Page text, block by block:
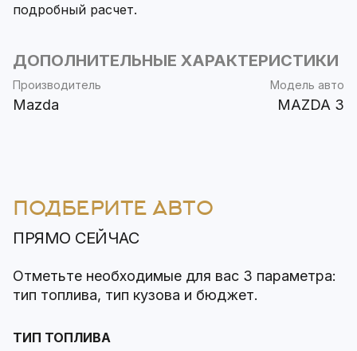
подробный расчет.
ДОПОЛНИТЕЛЬНЫЕ ХАРАКТЕРИСТИКИ
Производитель
Mazda
Модель авто
MAZDA 3
ПОДБЕРИТЕ АВТО
ПРЯМО СЕЙЧАС
Отметьте необходимые для вас 3 параметра:
тип топлива, тип кузова и бюджет.
ТИП ТОПЛИВА